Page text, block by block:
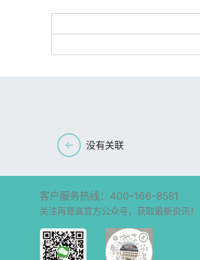
← 没有关联
客户服务热线：400-166-8581
关注再登高官方公众号，获取最新资讯！